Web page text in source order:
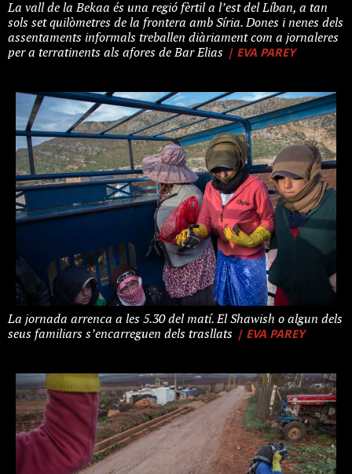
La vall de la Bekaa és una regió fèrtil a l’est del Líban, a tan
sols set quilòmetres de la frontera amb Síria. Dones i nenes dels
assentaments informals treballen diàriament com a jornaleres
per a terratinents als afores de Bar Elias | EVA PAREY
La jornada arrenca a les 5.30 del matí. El Shawish o algun dels
seus familiars s’encarreguen dels trasllats | EVA PAREY